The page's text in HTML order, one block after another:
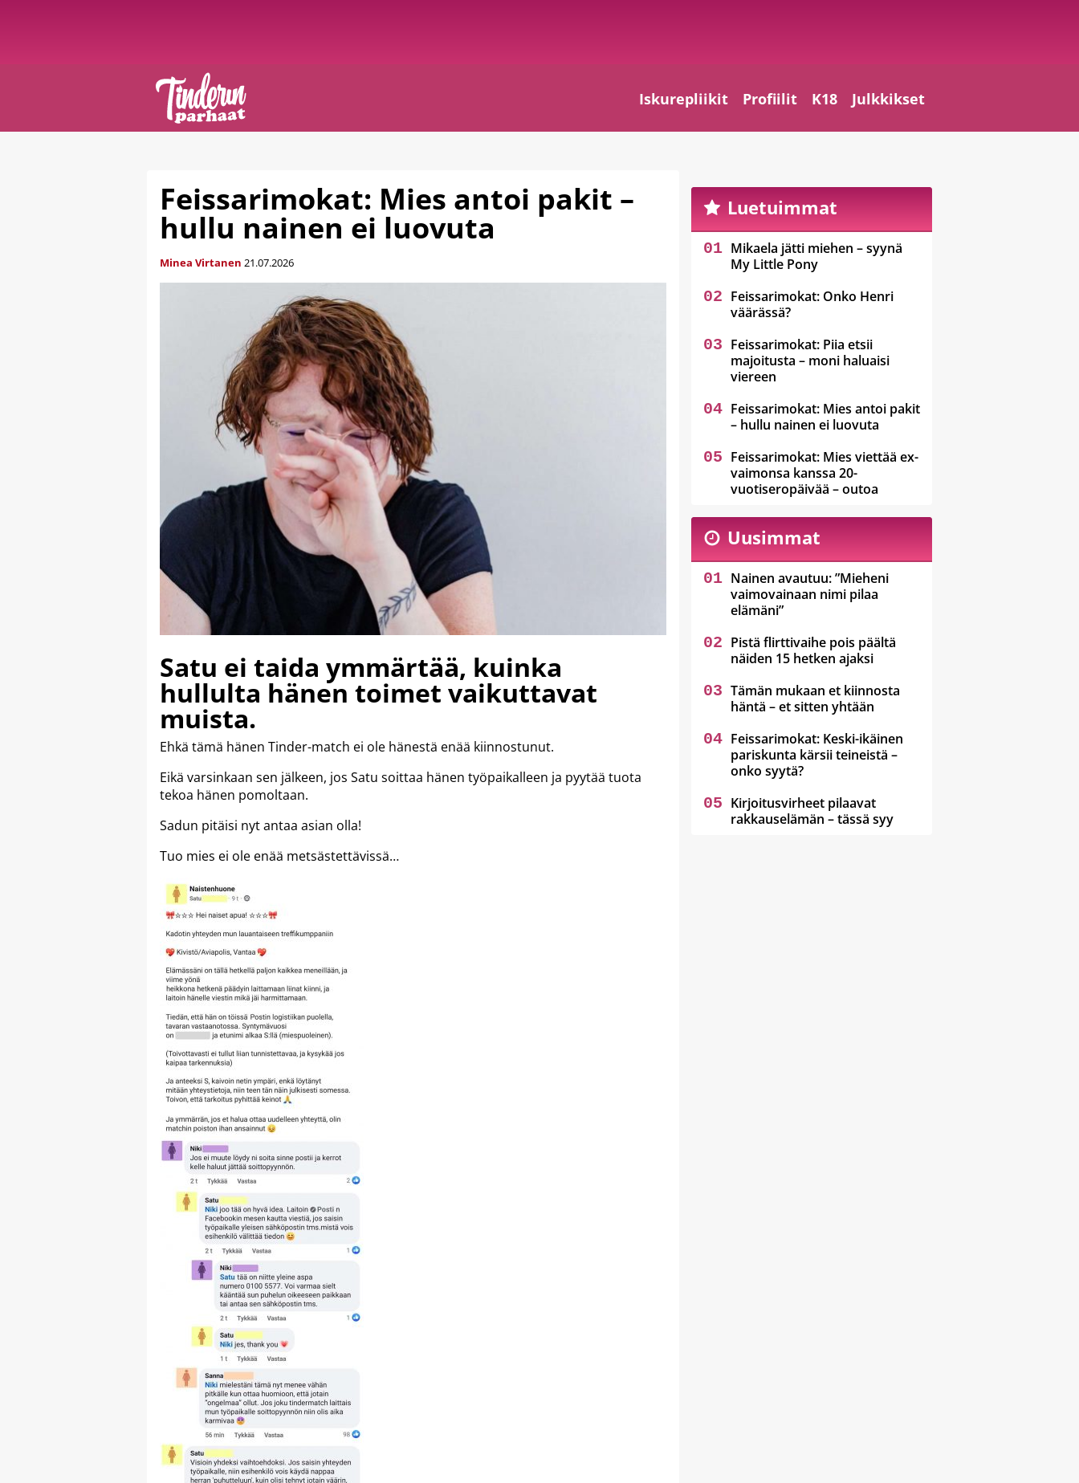
Iskurepliikit Profiilit K18 Julkkikset
Feissarimokat: Mies antoi pakit –
hullu nainen ei luovuta
Minea Virtanen 21.07.2026
Satu ei taida ymmärtää, kuinka
hullulta hänen toimet vaikuttavat
muista.
Ehkä tämä hänen Tinder-match ei ole hänestä enää kiinnostunut.
Eikä varsinkaan sen jälkeen, jos Satu soittaa hänen työpaikalleen ja pyytää tuota
tekoa hänen pomoltaan.
Sadun pitäisi nyt antaa asian olla!
Tuo mies ei ole enää metsästettävissä…
Luetuimmat
Mikaela jätti miehen – syynä
My Little Pony
Feissarimokat: Onko Henri
väärässä?
Feissarimokat: Piia etsii
majoitusta – moni haluaisi
viereen
Feissarimokat: Mies antoi pakit
– hullu nainen ei luovuta
Feissarimokat: Mies viettää ex-
vaimonsa kanssa 20-
vuotiseropäivää – outoa
Uusimmat
Nainen avautuu: ”Mieheni
vaimovainaan nimi pilaa
elämäni”
Pistä flirttivaihe pois päältä
näiden 15 hetken ajaksi
Tämän mukaan et kiinnosta
häntä – et sitten yhtään
Feissarimokat: Keski-ikäinen
pariskunta kärsii teineistä –
onko syytä?
Kirjoitusvirheet pilaavat
rakkauselämän – tässä syy